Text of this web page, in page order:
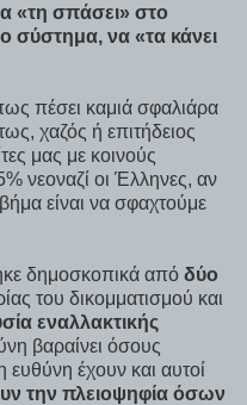
«τη σπάσει» στο
σύστημα, να «τα κάνει
πέσει καμιά σφαλιάρα
χαζός ή επιτήδειος
μας με κοινούς
νεοναζί οι Έλληνες, αν
είναι να σφαχτούμε
δημοσκοπικά από δύο
του δικομματισμού και
εναλλακτικής
βαραίνει όσους
έχουν και αυτοί
την πλειοψηφία όσων